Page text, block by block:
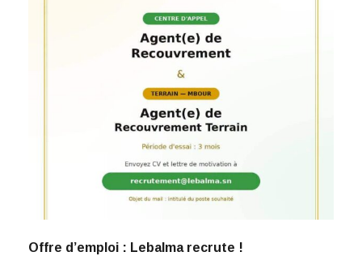
Offre d’emploi : Lebalma recrute !